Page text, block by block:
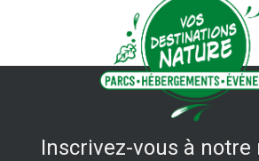
Inscrivez-vous à